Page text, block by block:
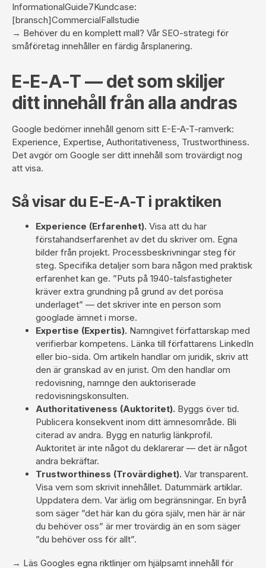
InformationalGuide7Kundcase:
[bransch]CommercialFallstudie
→ Behöver du en komplett mall? Vår SEO-strategi för
småföretag innehåller en färdig årsplanering.
E-E-A-T — det som skiljer
ditt innehåll från alla andras
Google bedömer innehåll genom sitt E-E-A-T-ramverk:
Experience, Expertise, Authoritativeness, Trustworthiness.
Det avgör om Google ser ditt innehåll som trovärdigt nog
att visa.
Så visar du E-E-A-T i praktiken
Experience (Erfarenhet). Visa att du har
förstahandserfarenhet av det du skriver om. Egna
bilder från projekt. Processbeskrivningar steg för
steg. Specifika detaljer som bara någon med praktisk
erfarenhet kan ge. ”Puts på 1940-talsfastigheter
kräver extra grundning på grund av det porösa
underlaget” — det skriver inte en person som
googlade ämnet i morse.
Expertise (Expertis). Namngivet författarskap med
verifierbar kompetens. Länka till författarens LinkedIn
eller bio-sida. Om artikeln handlar om juridik, skriv att
den är granskad av en jurist. Om den handlar om
redovisning, namnge den auktoriserade
redovisningskonsulten.
Authoritativeness (Auktoritet). Byggs över tid.
Publicera konsekvent inom ditt ämnesområde. Bli
citerad av andra. Bygg en naturlig länkprofil.
Auktoritet är inte något du deklarerar — det är något
andra bekräftar.
Trustworthiness (Trovärdighet). Var transparent.
Visa vem som skrivit innehållet. Datummärk artiklar.
Uppdatera dem. Var ärlig om begränsningar. En byrå
som säger ”det här kan du göra själv, men här är när
du behöver oss” är mer trovärdig än en som säger
”du behöver oss för allt”.
→ Läs Googles egna riktlinjer om hjälpsamt innehåll för